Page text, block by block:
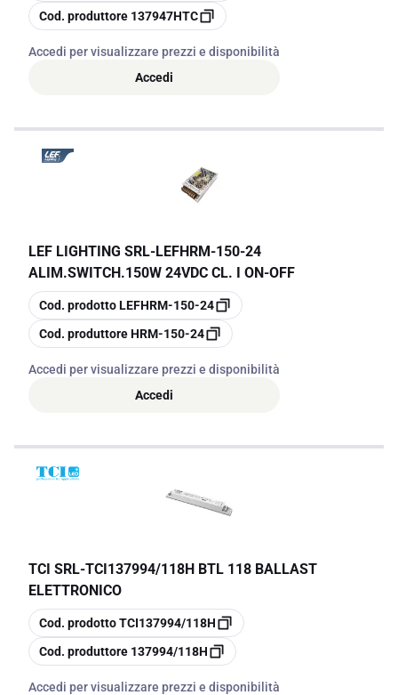
copia
Cod. produttore 137947HTC
Accedi per visualizzare prezzi e disponibilità
Accedi
LEF LIGHTING SRL-LEFHRM-150-24
ALIM.SWITCH.150W 24VDC CL. I ON-OFF
copia
Cod. prodottoLEFHRM-150-24
copia
Cod. produttoreHRM-150-24
Accedi per visualizzare prezzi e disponibilità
Accedi
TCI SRL-TCI137994/118H BTL 118 BALLAST
ELETTRONICO
copia
Cod. prodottoTCI137994/118H
copia
Cod. produttore 137994/118H
Accedi per visualizzare prezzi e disponibilità